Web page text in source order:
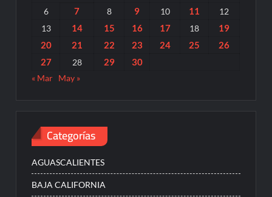
6
7 8 9 10 11
12
13
14 15 16 17 18
19
20
21 22 23 24 25
26
27
28 29 30
« Mar May »
Categorías
AGUASCALIENTES
BAJA CALIFORNIA